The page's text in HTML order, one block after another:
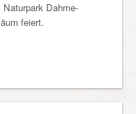
Dahme-
feiert.